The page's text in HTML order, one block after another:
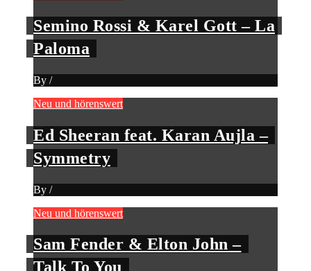
Semino Rossi & Karel Gott – La
Paloma
By /
Neu und hörenswert
Ed Sheeran feat. Karan Aujla –
Symmetry
By /
Neu und hörenswert
Sam Fender & Elton John –
Talk To You